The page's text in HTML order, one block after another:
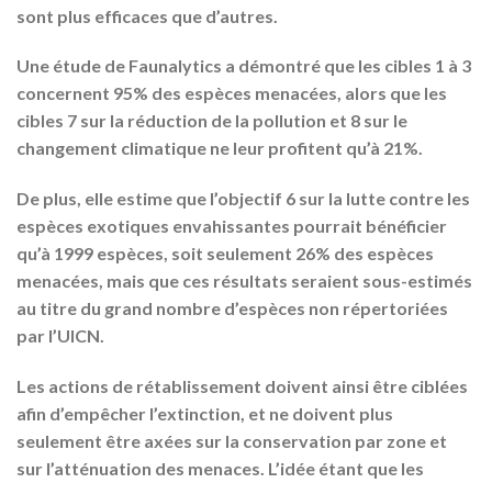
sont plus efficaces que d’autres.
Une étude de Faunalytics a démontré que les cibles 1 à 3
concernent 95% des espèces menacées, alors que les
cibles 7 sur la réduction de la pollution et 8 sur le
changement climatique ne leur profitent qu’à 21%.
De plus, elle estime que l’objectif 6 sur la lutte contre les
espèces exotiques envahissantes pourrait bénéficier
qu’à 1999 espèces, soit seulement 26% des espèces
menacées, mais que ces résultats seraient sous-estimés
au titre du grand nombre d’espèces non répertoriées
par l’UICN.
Les actions de rétablissement doivent ainsi être ciblées
afin d’empêcher l’extinction, et ne doivent plus
seulement être axées sur la conservation par zone et
sur l’atténuation des menaces. L’idée étant que les